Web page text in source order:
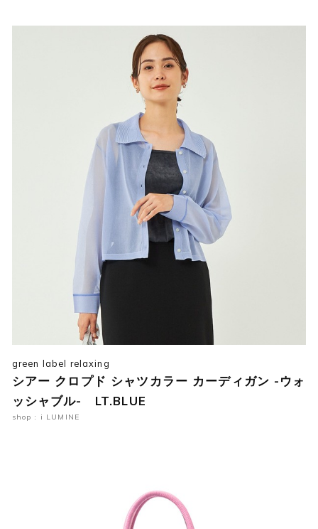
green label relaxing
シアー クロプド シャツカラー カーディガン -ウォ
ッシャブル- LT.BLUE
shop : i LUMINE